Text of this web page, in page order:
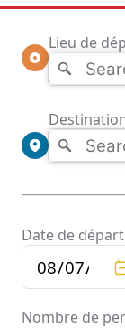
L’un des
à s’adapter
Les véhicules
élégante pour
spacieux pour
est conçu pour
choisir des
privé à